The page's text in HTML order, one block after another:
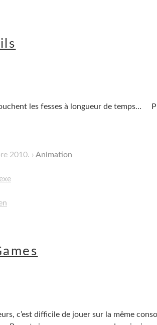
les fesses à longueur de temps…
2010. Animation
c’est difficile de jouer sur la même